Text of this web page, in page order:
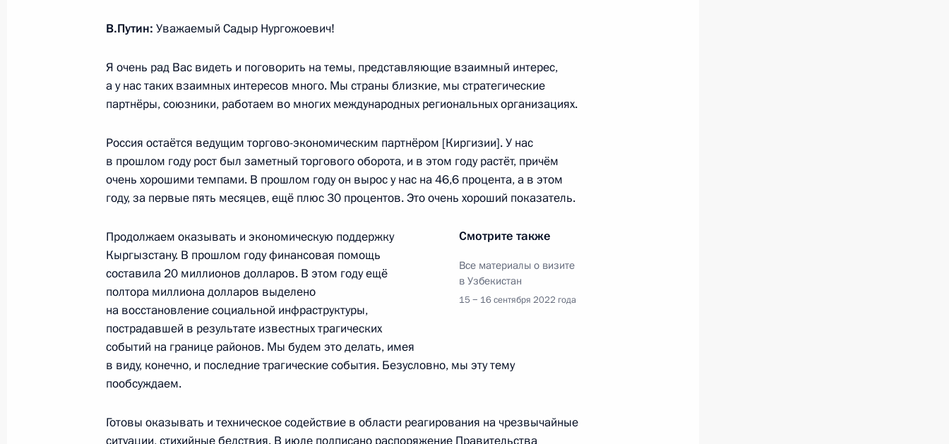
Телефонный разговор с Президентом Киргизии Садыром
10 апреля 2023 года, 11:50
27 декабря 2022 года, 11:40
9 декабря 2022 года, 12:50
Телефонный разговор с Президентом Киргизии Садыром
Жапаровым
6 декабря 2022 года, 11:50
Саммит ОДКБ
23 ноября 2022 года, 19:20
В.Путин: Уважаемый Садыр Нургожоевич!
Я очень рад Вас видеть и поговорить на темы, представляющие взаимный интерес,
а у нас таких взаимных интересов много. Мы страны близкие, мы стратегические
партнёры, союзники, работаем во многих международных региональных организациях.
Россия остаётся ведущим торгово-экономическим партнёром [Киргизии]. У нас
в прошлом году рост был заметный торгового оборота, и в этом году растёт, причём
очень хорошими темпами. В прошлом году он вырос у нас на 46,6 процента, а в этом
году, за первые пять месяцев, ещё плюс 30 процентов. Это очень хороший показатель.
Смотрите также
Все материалы о визите
в Узбекистан
15 − 16 сентября 2022 года
Продолжаем оказывать и экономическую поддержку
Кыргызстану. В прошлом году финансовая помощь
составила 20 миллионов долларов. В этом году ещё
полтора миллиона долларов выделено
на восстановление социальной инфраструктуры,
пострадавшей в результате известных трагических
событий на границе районов. Мы будем это делать, имея
в виду, конечно, и последние трагические события. Безусловно, мы эту тему
пообсуждаем.
Готовы оказывать и техническое содействие в области реагирования на чрезвычайные